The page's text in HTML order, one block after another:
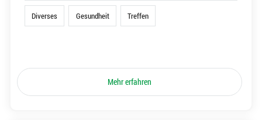
Diverses Gesundheit Treffen
Mehr erfahren